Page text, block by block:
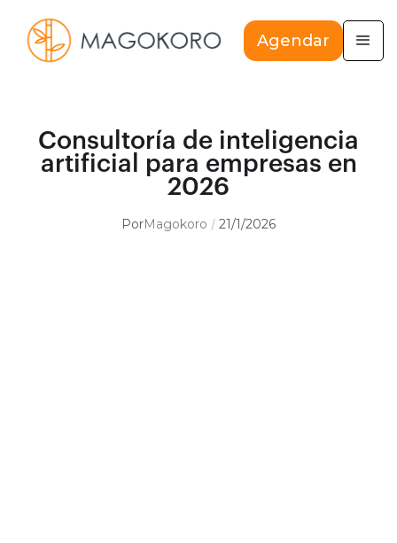
Agendar
Consultoría de inteligencia
artificial para empresas en
2026
PorMagokoro 21/1/2026